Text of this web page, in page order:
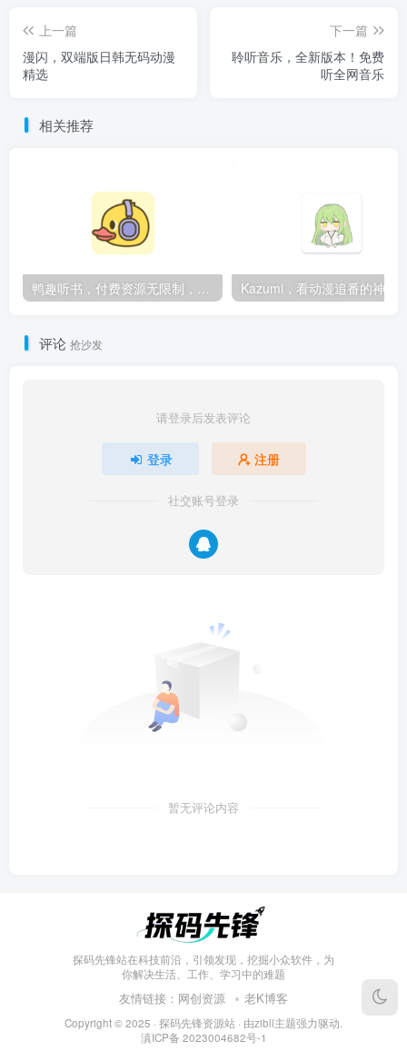
上一篇
漫闪，双端版日韩无码动漫
精选
下一篇
聆听音乐，全新版本！免费
听全网音乐
相关推荐
鸭趣听书，付费资源无限制，内置多书源
评论 抢沙发
请登录后发表评论
登录 注册
社交账号登录
暂无评论内容
探码先锋站在科技前沿，引领发现，挖掘小众软件，为
你解决生活、工作、学习中的难题
友情链接： 网创资源 老K博客
Copyright © 2025 · 探码先锋资源站 · 由zibll主题强力驱动.
滇ICP备 2023004682号-1